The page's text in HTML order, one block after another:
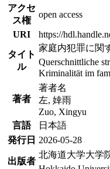
アクセ
ス権
open access
URI
https://
タイト
ル
家庭内犯罪に関
Querschnittliche
Kriminalität im
著者
著者名
左, 婞雨
Zuo, Xingyu
言語
日本語
発行日 2026-05-28
出版者
北海道大学大学